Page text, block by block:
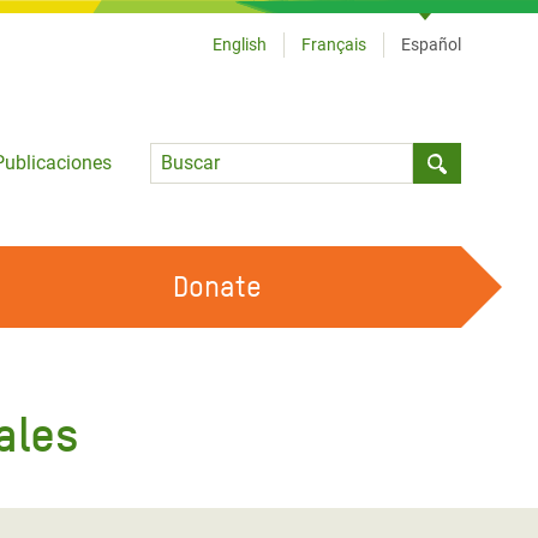
Language
English Français Español
HAZ VOLUNTARIADO
Donate